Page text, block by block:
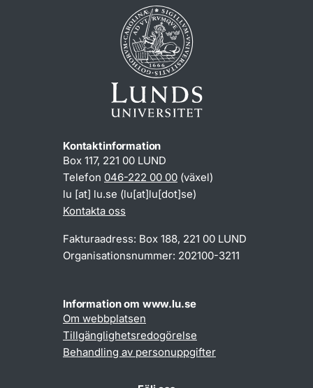
Kontaktinformation
Box 117, 221 00 LUND
Telefon 046-222 00 00 (växel)
lu [at] lu.se (lu[at]lu[dot]se)
Kontakta oss
Fakturaadress: Box 188, 221 00 LUND
Organisationsnummer: 202100-3211
Information om www.lu.se
Om webbplatsen
Tillgänglighetsredogörelse
Behandling av personuppgifter